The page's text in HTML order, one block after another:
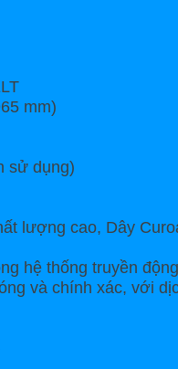
mm)
sử dụng)
lượng cao, Dây
hệ thống truyền
và chính xác, với